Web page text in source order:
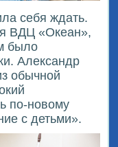
себя ждать.
ВДЦ «Океан»,
было
Александр
обычной
по-новому
с детьми».